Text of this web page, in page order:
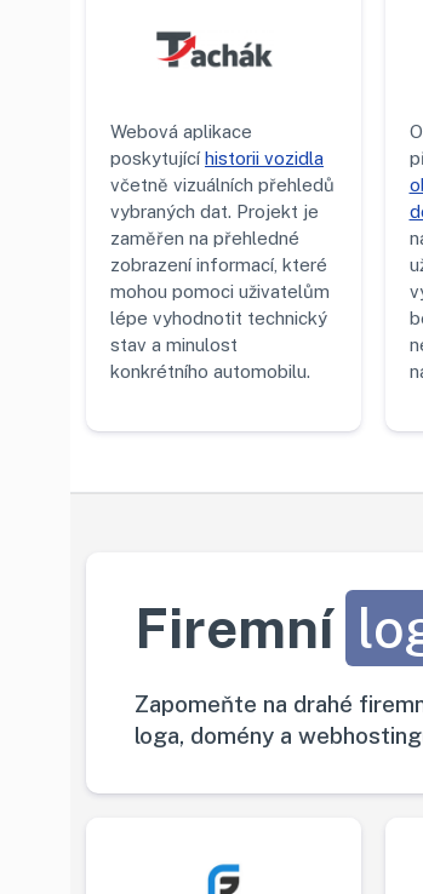
Webová aplikace
poskytující historii vozidla
včetně vizuálních přehledů
vybraných dat. Projekt je
zaměřen na přehledné
zobrazení informací, které
mohou pomoci uživatelům
lépe vyhodnotit technický
stav a minulost
konkrétního automobilu.
Firemní
Zapomeňte na drahé
loga, domény a